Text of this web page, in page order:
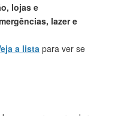
lojas e
lazer e
a listapara ver se